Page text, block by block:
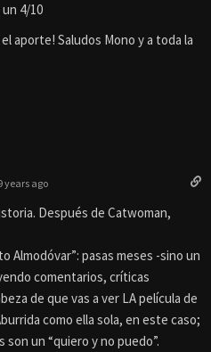
4/10
aporte! Saludos Mono y a toda la
years ago
Después de Catwoman,
Almodóvar”: pasas meses -sino un
comentarios, críticas
de que vas a ver LA película de
como ella sola, en este caso;
un “quiero y no puedo”.